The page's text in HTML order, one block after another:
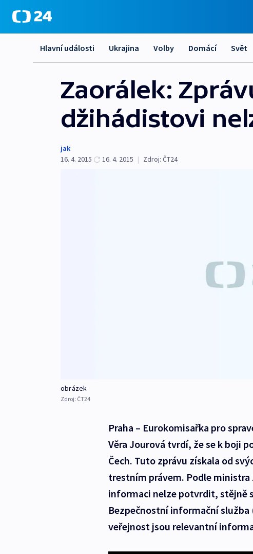
Hlavní události Ukrajina Volby Domácí Svět
Zaorálek:
džihádistovi
jak
16. 4. 2015
16. 4. 2015 | Zdroj: ČT24
obrázek
Zdroj: ČT24
Praha – Eurokomisařka pro
Věra Jourová tvrdí, že se k boji
Čech. Tuto zprávu získala od
trestním právem. Podle ministra
informaci nelze potvrdit, stějně
Bezpečnostní informační služba
veřejnost jsou relevantní